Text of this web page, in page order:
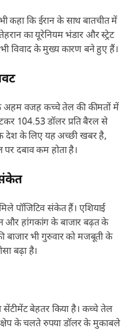
कहा कि ईरान के साथ बातचीत में
का यूरेनियम भंडार और स्ट्रेट
विवाद के मुख्य कारण बने हुए हैं।
वजह कच्चे तेल की कीमतों में
104.53 डॉलर प्रति बैरल से
देश के लिए यह अच्छी खबर है,
दबाव कम होता है।
संकेत
पॉजिटिव संकेत हैं। एशियाई
और हांगकांग के बाजार बढ़त के
बाजार भी गुरुवार को मजबूती के
बढ़ा है।
बेहतर किया है। कच्चे तेल
के चलते रुपया डॉलर के मुकाबले